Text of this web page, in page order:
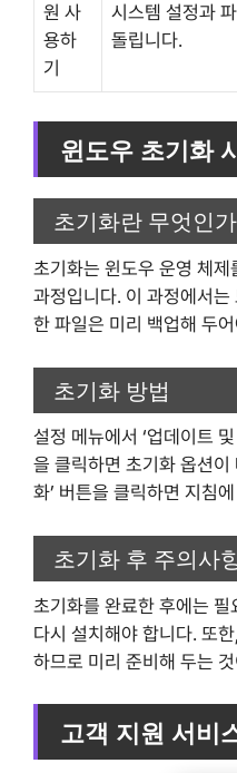
원 사
용하
기
시스템 설정과
돌립니다.
윈도우 초기화
초기화란 무엇인
초기화는 윈도우 운영 체
과정입니다. 이 과정에서
한 파일은 미리 백업해 두
초기화 방법
설정 메뉴에서 ‘업데이트
을 클릭하면 초기화 옵션이
화’ 버튼을 클릭하면 지침
초기화 후 주의사
초기화를 완료한 후에는
다시 설치해야 합니다. 또
하므로 미리 준비해 두는
고객 지원 서비